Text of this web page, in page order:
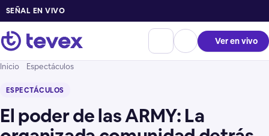
SEÑAL EN VIVO
Ver en vivo
Inicio Espectáculos
ESPECTÁCULOS
El poder de las ARMY: La